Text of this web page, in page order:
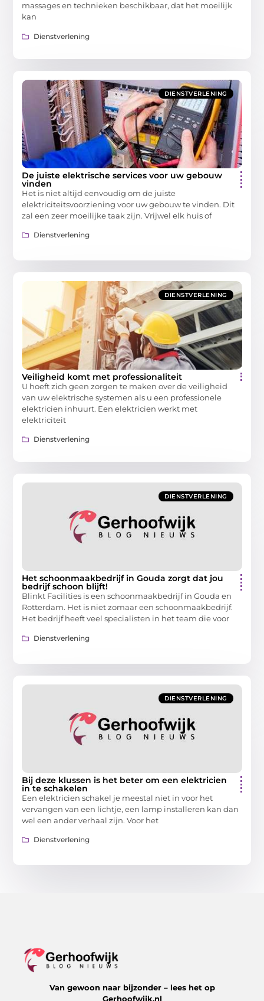
massages en technieken beschikbaar, dat het moeilijk
kan
Dienstverlening
DIENSTVERLENING
De juiste elektrische services voor uw gebouw
vinden
Het is niet altijd eenvoudig om de juiste
elektriciteitsvoorziening voor uw gebouw te vinden. Dit
zal een zeer moeilijke taak zijn. Vrijwel elk huis of
Dienstverlening
DIENSTVERLENING
Veiligheid komt met professionaliteit
U hoeft zich geen zorgen te maken over de veiligheid
van uw elektrische systemen als u een professionele
elektricien inhuurt. Een elektricien werkt met
elektriciteit
Dienstverlening
DIENSTVERLENING
Het schoonmaakbedrijf in Gouda zorgt dat jou
bedrijf schoon blijft!
Blinkt Facilities is een schoonmaakbedrijf in Gouda en
Rotterdam. Het is niet zomaar een schoonmaakbedrijf.
Het bedrijf heeft veel specialisten in het team die voor
Dienstverlening
DIENSTVERLENING
Bij deze klussen is het beter om een elektricien
in te schakelen
Een elektricien schakel je meestal niet in voor het
vervangen van een lichtje, een lamp installeren kan dan
wel een ander verhaal zijn. Voor het
Dienstverlening
Van gewoon naar bijzonder – lees het op
Gerhoofwijk.nl